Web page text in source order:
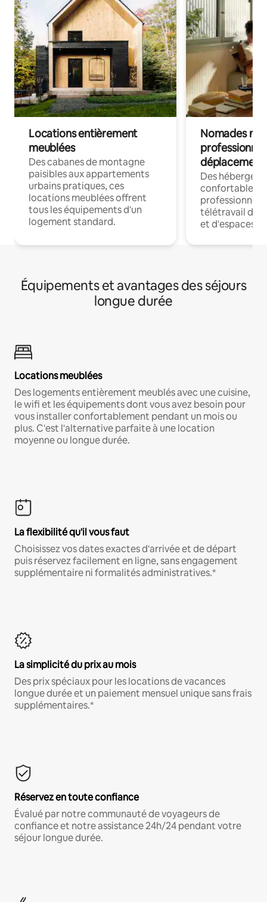
Locations entièrement
meublées
Des cabanes de montagne
paisibles aux appartements
urbains pratiques, ces
locations meublées offrent
tous les équipements d'un
logement standard.
Nomades
déplacement
Des
confortables
professionnels
télétravail
et d'espaces
Équipements et avantages des séjours
longue durée
Locations meublées
Des logements entièrement meublés avec une cuisine,
le wifi et les équipements dont vous avez besoin pour
vous installer confortablement pendant un mois ou
plus. C'est l'alternative parfaite à une location
moyenne ou longue durée.
La flexibilité qu'il vous faut
Choisissez vos dates exactes d'arrivée et de départ
puis réservez facilement en ligne, sans engagement
supplémentaire ni formalités administratives.*
La simplicité du prix au mois
Des prix spéciaux pour les locations de vacances
longue durée et un paiement mensuel unique sans frais
supplémentaires.*
Réservez en toute confiance
Évalué par notre communauté de voyageurs de
confiance et notre assistance 24h/24 pendant votre
séjour longue durée.